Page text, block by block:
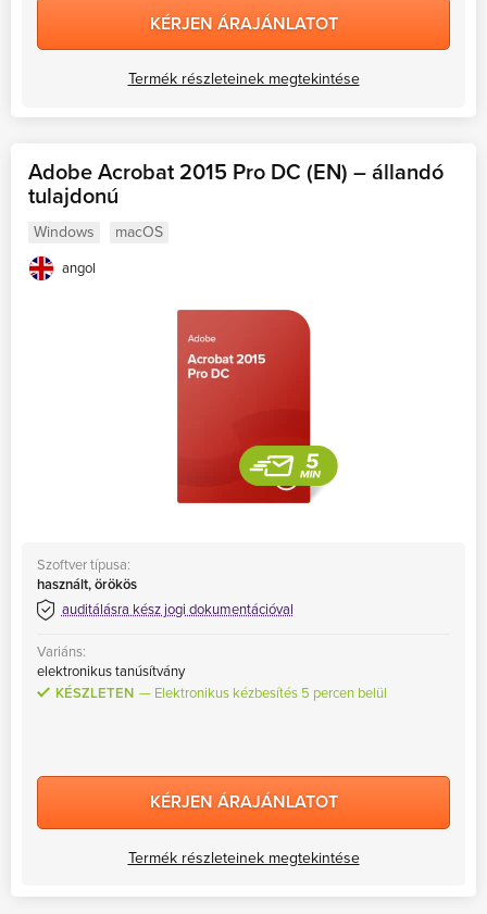
KÉRJEN ÁRAJÁNLATOT
Termék részleteinek megtekintése
Adobe Acrobat 2015 Pro DC (EN) – állandó
tulajdonú
Windows macOS
angol
Szoftver típusa:
használt, örökös
auditálásra kész jogi dokumentációval
Variáns:
elektronikus tanúsítvány
KÉSZLETEN
Elektronikus kézbesítés 5 percen belül
KÉRJEN ÁRAJÁNLATOT
Termék részleteinek megtekintése